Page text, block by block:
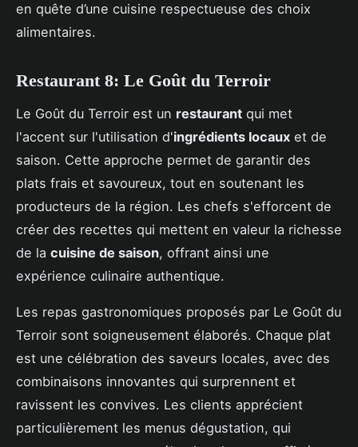
en quête d’une cuisine respectueuse des choix
alimentaires.
Restaurant 8: Le Goût du Terroir
Le Goût du Terroir est un restaurant qui met
l'accent sur l'utilisation d'ingrédients locaux et de
saison. Cette approche permet de garantir des
plats frais et savoureux, tout en soutenant les
producteurs de la région. Les chefs s'efforcent de
créer des recettes qui mettent en valeur la richesse
de la cuisine de saison, offrant ainsi une
expérience culinaire authentique.
Les repas gastronomiques proposés par Le Goût du
Terroir sont soigneusement élaborés. Chaque plat
est une célébration des saveurs locales, avec des
combinaisons innovantes qui surprennent et
ravissent les convives. Les clients apprécient
particulièrement les menus dégustation, qui